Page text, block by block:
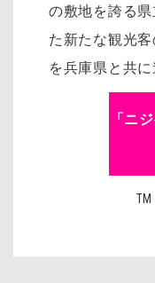
の敷地を誇る
た新たな観光
を兵庫県と共に
「ニ
TM